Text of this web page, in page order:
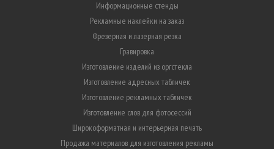
Информационные стенды
Рекламные наклейки на заказ
Фрезерная и лазерная резка
Гравировка
Изготовление изделий из оргстекла
Изготовление адресных табличек
Изготовление рекламных табличек
Изготовление слов для фотосессий
Широкоформатная и интерьерная печать
Продажа материалов для изготовления рекламы